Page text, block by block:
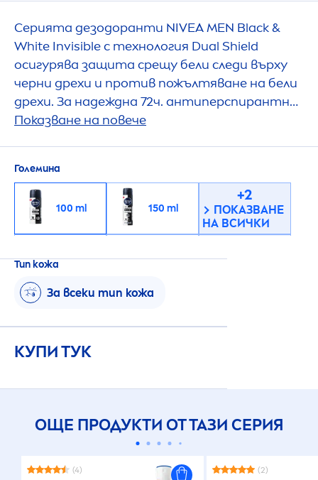
Серията дезодоранти NIVEAMEN Black&
White Invisible с технология Dual Shield
осигурява защита срещу бели следи върху
черни дрехи и против пожълтяване на бели
дрехи. За надеждна 72ч. антиперспирантна
защита срещу изпотяване и неприятна
Показване на повече
Големина
100 ml 150 ml
+2
ПОКАЗВАНЕ
НА ВСИЧКИ
200 ml 250 ml
НА ПО-МАЛКО
Тип кожа
За всеки тип кожа
КУПИ ТУК
ОЩЕ ПРОДУКТИ ОТ ТАЗИ СЕРИЯ
(4)
(2)